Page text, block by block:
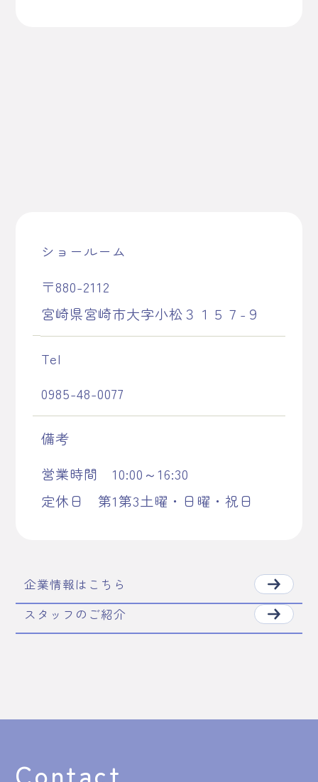
ショールーム
〒880-2112
宮崎県宮崎市大字小松３１５７-９
Tel
0985-48-0077
備考
営業時間 10:00～16:30
定休日 第1第3土曜・日曜・祝日
企業情報はこちら
スタッフのご紹介
Contact